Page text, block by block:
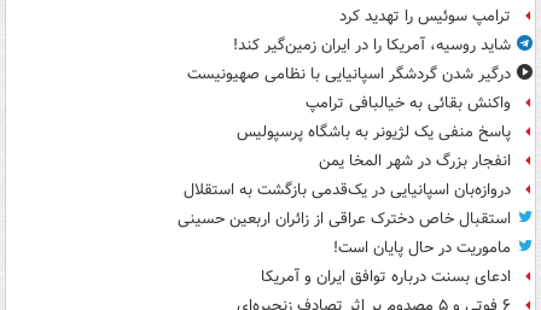
ترامپ سوئیس را تهدید کرد
شاید روسیه، آمریکا را در ایران زمین‌گیر کند!
درگیر شدن گردشگر اسپانیایی با نظامی صهیونیست
واکنش بقائی به خیالبافی ترامپ
پاسخ منفی یک لژیونر به باشگاه پرسپولیس
انفجار بزرگ در شهر المخا یمن
دروازه‌بان اسپانیایی در یک‌قدمی بازگشت به استقلال
استقبال خاص دخترک عراقی از زائران اربعین حسینی
ماموریت در حال پایان است!
ادعای بسنت درباره توافق ایران و آمریکا